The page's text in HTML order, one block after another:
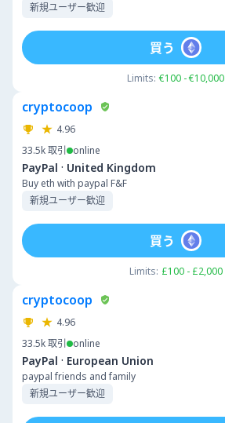
新規ユーザー歓迎
Limits: €100 - €10,000
買う
cryptocoop
4.96
33.5k取引 online
PayPal · United Kingdom
Buy eth with paypal F&F
新規ユーザー歓迎
Limits: £100 - £2,000
買う
cryptocoop
4.96
33.5k取引 online
PayPal · European Union
paypal friends and family
新規ユーザー歓迎